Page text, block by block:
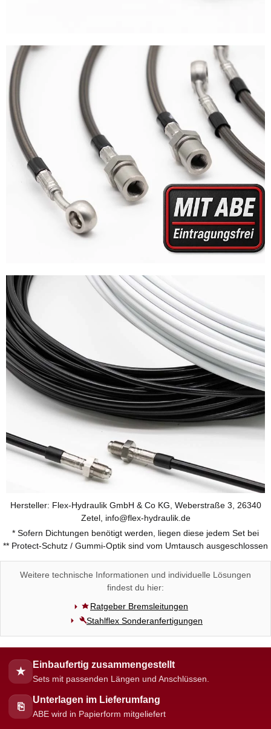
Hersteller: Flex-Hydraulik GmbH & Co KG, Weberstraße 3, 26340
Zetel, info@flex-hydraulik.de
* Sofern Dichtungen benötigt werden, liegen diese jedem Set bei
** Protect-Schutz / Gummi-Optik sind vom Umtausch ausgeschlossen
Weitere technische Informationen und individuelle Lösungen
findest du hier:
Ratgeber Bremsleitungen
Stahlflex Sonderanfertigungen
★
Einbaufertig zusammengestellt
Sets mit passenden Längen und Anschlüssen.
⎘
Unterlagen im Lieferumfang
ABE wird in Papierform mitgeliefert